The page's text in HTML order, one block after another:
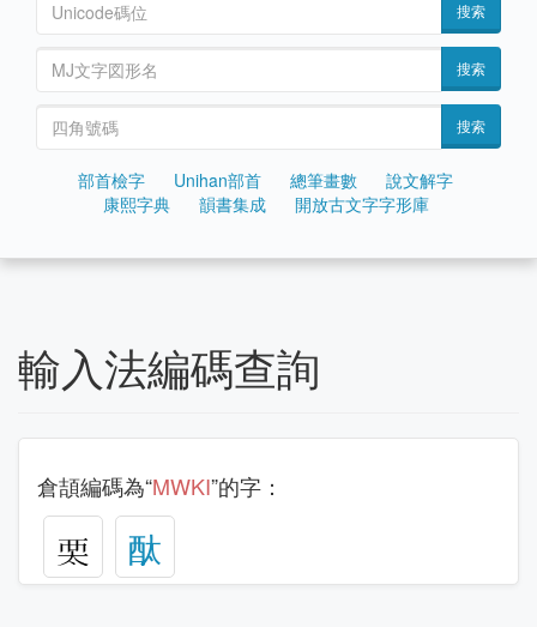
搜索
搜索
搜索
部首檢字 Unihan部首 總筆畫數
說文解字
康熙字典
韻書集成 開放古文字字形庫
輸入法編碼查詢
倉頡編碼為“MWKI”的字：
𧟧 酞